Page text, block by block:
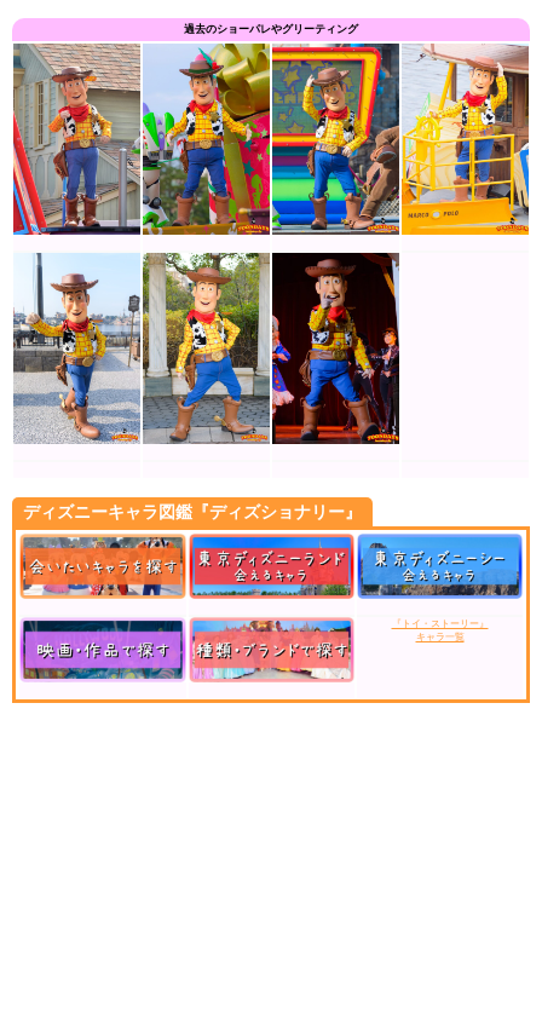
過去のショーパレやグリーティング
ディズニーキャラ図鑑『ディズショナリー』
『トイ・ストーリー』
キャラ一覧